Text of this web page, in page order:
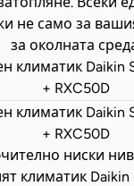
не само за
за околната
ниски
климатик Daikin